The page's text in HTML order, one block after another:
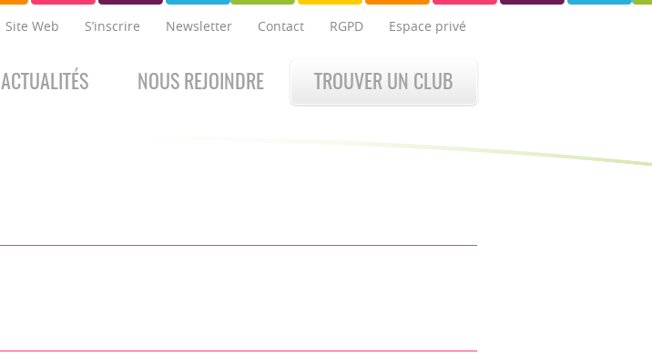
Site Web S’inscrire Newsletter Contact RGPD Espace privé
ACTUALITÉS NOUS REJOINDRE TROUVER UN CLUB